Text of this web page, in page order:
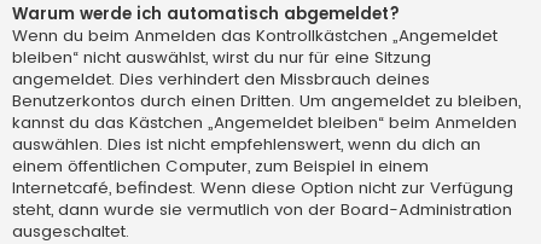
Warum werde ich automatisch abgemeldet?
Wenn du beim Anmelden das Kontrollkästchen „Angemeldet
bleiben“ nicht auswählst, wirst du nur für eine Sitzung
angemeldet. Dies verhindert den Missbrauch deines
Benutzerkontos durch einen Dritten. Um angemeldet zu bleiben,
kannst du das Kästchen „Angemeldet bleiben“ beim Anmelden
auswählen. Dies ist nicht empfehlenswert, wenn du dich an
einem öffentlichen Computer, zum Beispiel in einem
Internetcafé, befindest. Wenn diese Option nicht zur Verfügung
steht, dann wurde sie vermutlich von der Board-Administration
ausgeschaltet.